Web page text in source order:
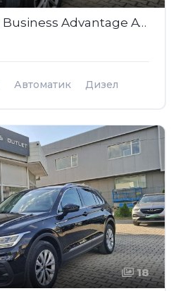
BMW X1 sDrive20d Business Advantage AT (SAJ020 )
Автоматик
Дизел
18